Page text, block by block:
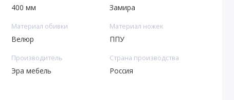
400 мм Замира
Материал обивки
Велюр
Материал ножек
ППУ
Производитель
Эра мебель
Страна производства
Россия